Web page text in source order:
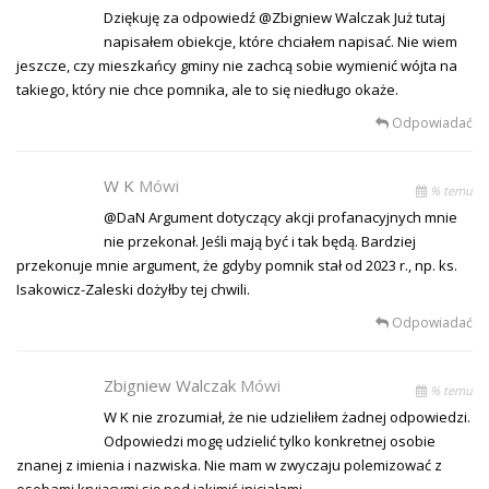
Dziękuję za odpowiedź @Zbigniew Walczak Już tutaj
napisałem obiekcje, które chciałem napisać. Nie wiem
jeszcze, czy mieszkańcy gminy nie zachcą sobie wymienić wójta na
takiego, który nie chce pomnika, ale to się niedługo okaże.
Odpowiadać
W K Mówi % temu
@DaN Argument dotyczący akcji profanacyjnych mnie
nie przekonał. Jeśli mają być i tak będą. Bardziej
przekonuje mnie argument, że gdyby pomnik stał od 2023 r., np. ks.
Isakowicz-Zaleski dożyłby tej chwili.
Odpowiadać
Zbigniew Walczak Mówi % temu
W K nie zrozumiał, że nie udzieliłem żadnej odpowiedzi.
Odpowiedzi mogę udzielić tylko konkretnej osobie
znanej z imienia i nazwiska. Nie mam w zwyczaju polemizować z